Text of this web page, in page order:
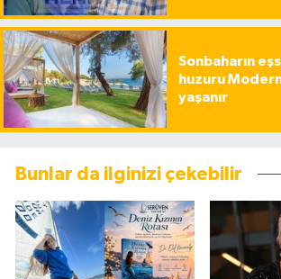
Sonbaharın
huzuru
yaşanır
Bunlar da ilginizi çekebilir